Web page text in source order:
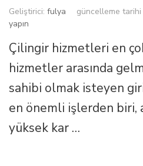
Geliştirici: fulya güncelleme tarihi
yapın
Çilingir hizmetleri en
hizmetler arasında
sahibi olmak isteyen
en önemli işlerden biri,
yüksek kar …